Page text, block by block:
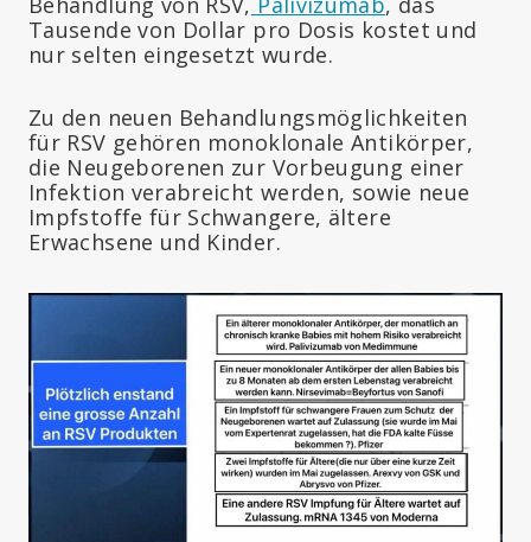
Tausende von Dollar pro Dosis kostet und
nur selten eingesetzt wurde.
Zu den neuen Behandlungsmöglichkeiten
für RSV gehören monoklonale Antikörper,
die Neugeborenen zur Vorbeugung einer
Infektion verabreicht werden, sowie neue
Impfstoffe für Schwangere, ältere
Erwachsene und Kinder.